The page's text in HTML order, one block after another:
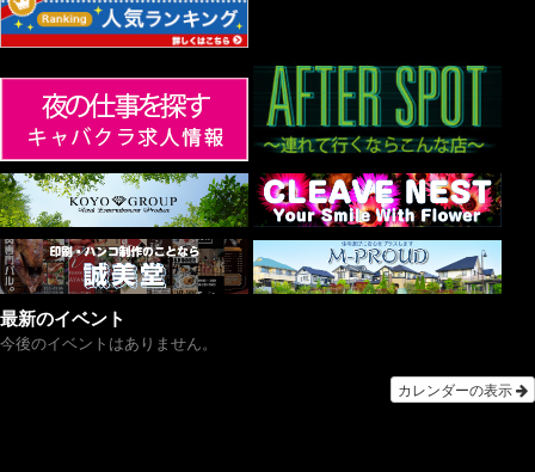
最新のイベント
今後のイベントはありません。
カレンダーの表示